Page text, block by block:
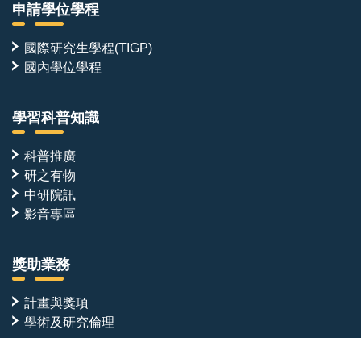
申請學位學程
國際研究生學程(TIGP)
國內學位學程
學習科普知識
科普推廣
研之有物
中研院訊
影音專區
獎助業務
計畫與獎項
學術及研究倫理